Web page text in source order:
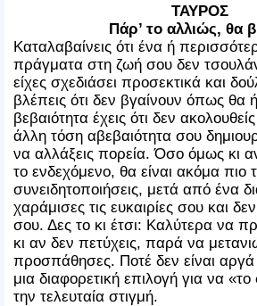
ΤΑΥΡΟΣ
Πάρ’ το αλλιώς, θα
Καταλαβαίνεις ότι ένα ή
πράγματα στη ζωή σου δεν
είχες σχεδιάσει προσεκτικά και
βλέπεις ότι δεν βγαίνουν όπως θα
βεβαιότητα έχεις ότι δεν
άλλη τόση αβεβαιότητα σου
να αλλάξεις πορεία. Όσο όμως κι
το ενδεχόμενο, θα είναι ακόμα πιο
συνειδητοποιήσεις, μετά από ένα
χαράμισες τις ευκαιρίες σου και
σου. Δες το κι έτσι: Καλύτερα να
κι αν δεν πετύχεις, παρά να
προσπάθησες. Ποτέ δεν είναι
μια διαφορετική επιλογή για να
την τελευταία στιγμή.